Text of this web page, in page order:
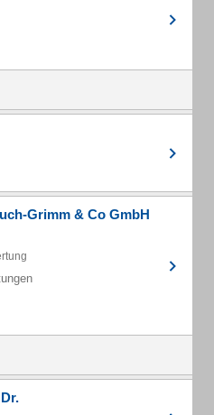
Grimm & Co GmbH